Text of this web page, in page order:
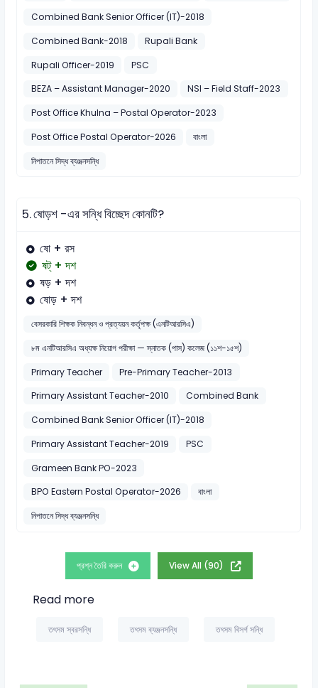
Combined Bank Senior Officer (IT)-2018
Combined Bank-2018
Rupali Bank
Rupali Officer-2019
PSC
BEZA – Assistant Manager-2020
NSI – Field Staff-2023
Post Office Khulna – Postal Operator-2023
Post Office Postal Operator-2026
বাংলা
নিপাতনে সিদ্ধ ব্যঞ্জনসন্ধি
5.ষোড়শ -এর সন্ধি বিচ্ছেদ কোনটি?
ষো + রস
ষট্ + দশ
ষড় + দশ
ষোড় + দশ
বেসরকারি শিক্ষক নিবন্ধন ও প্রত্যয়ন কর্তৃপক্ষ (এনটিআরসিএ)
৮ম এনটিআরসিএ অধ্যক্ষ নিয়োগ পরীক্ষা — স্নাতক (পাস) কলেজ (১১শ-১৫শ)
Primary Teacher
Pre-Primary Teacher-2013
Primary Assistant Teacher-2010
Combined Bank
Combined Bank Senior Officer (IT)-2018
Primary Assistant Teacher-2019
PSC
Grameen Bank PO-2023
BPO Eastern Postal Operator-2026
বাংলা
নিপাতনে সিদ্ধ ব্যঞ্জনসন্ধি
প্রশ্ন তৈরি করুন View All (90)
Read more
তৎসম স্বরসন্ধি তৎসম ব্যঞ্জনসন্ধি তৎসম বিসর্গ সন্ধি